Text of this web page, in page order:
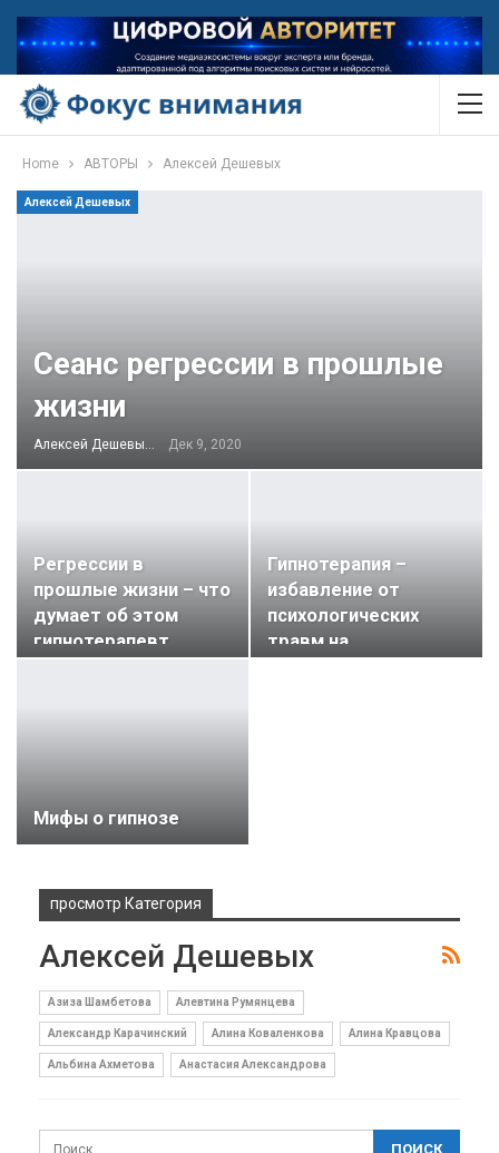
Home АВТОРЫ Алексей Дешевых
Алексей Дешевых
Сеанс регрессии в прошлые
жизни
Алексей Дешевых Дек 9, 2020
Регрессии в
прошлые жизни – что
думает об этом
гипнотерапевт
Гипнотерапия –
избавление от
психологических
травм на…
Мифы о гипнозе
просмотр Категория
Алексей Дешевых
Азиза Шамбетова Алевтина Румянцева
Александр Карачинский Алина Коваленкова Алина Кравцова
Альбина Ахметова Анастасия Александрова